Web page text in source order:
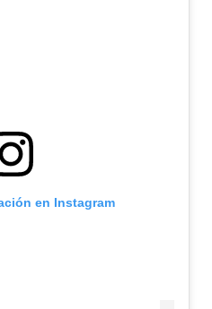
en Instagram